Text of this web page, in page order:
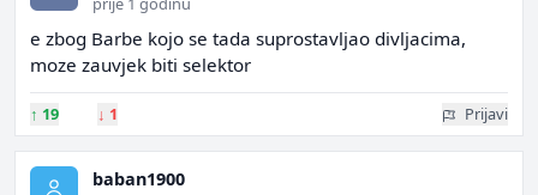
e zbog Barbe kojo se tada suprostavljao divljacima,
moze zauvjek biti selektor
↑ 19 ↓ 1 Prijavi
baban1900